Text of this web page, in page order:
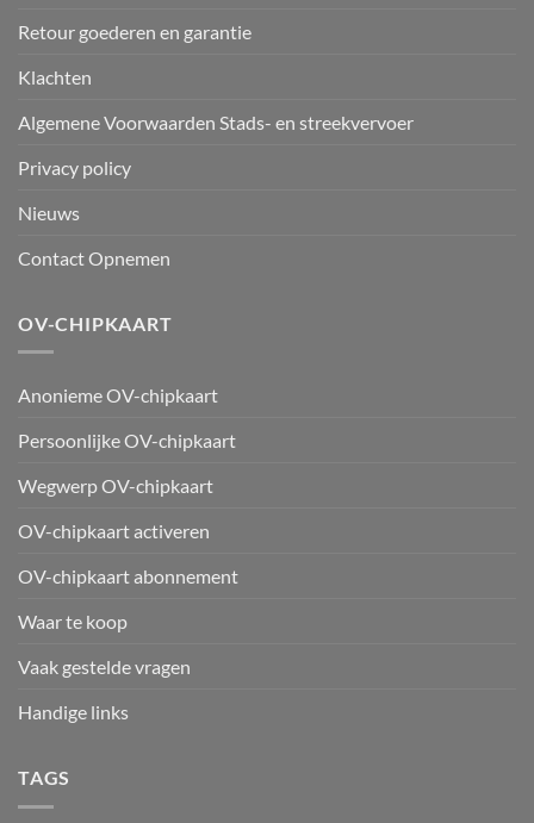
Retour goederen en garantie
Klachten
Algemene Voorwaarden Stads- en streekvervoer
Privacy policy
Nieuws
Contact Opnemen
OV-CHIPKAART
Anonieme OV-chipkaart
Persoonlijke OV-chipkaart
Wegwerp OV-chipkaart
OV-chipkaart activeren
OV-chipkaart abonnement
Waar te koop
Vaak gestelde vragen
Handige links
TAGS